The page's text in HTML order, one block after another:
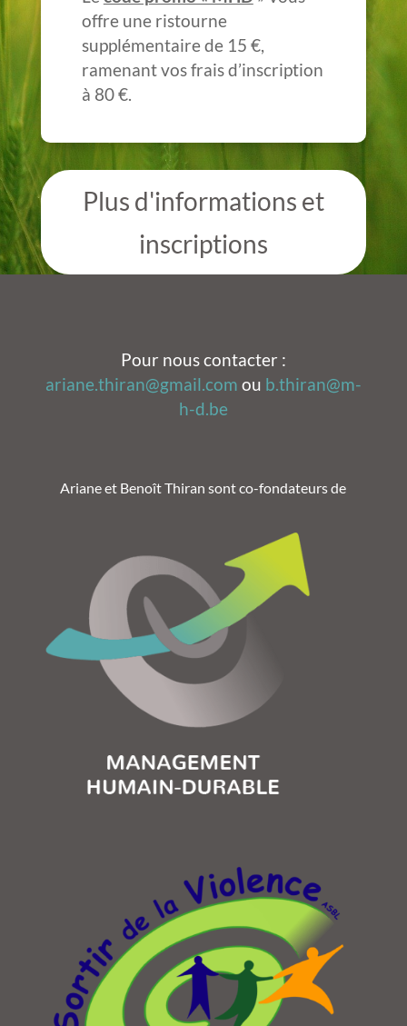
offre une ristourne
supplémentaire de 15 €,
ramenant vos frais d’inscription
à 80 €.
Plus d'informations et
inscriptions
Pour nous contacter :
ariane.thiran@gmail.com ou b.thiran@m-
h-d.be
Ariane et Benoît Thiran sont co-fondateurs de